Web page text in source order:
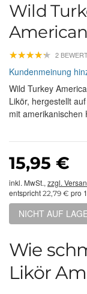
Wild
★★★★★
★★★★★ 2
Kundenmeinung
Wild Turkey
Likör, hergestellt
mit amerikanischen
15,95 €
inkl. MwSt., zzgl.
entspricht 22,79 € pro
NICHT AUF
Wie
Likör